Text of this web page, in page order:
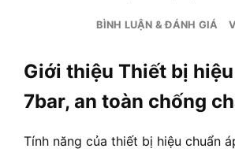
BÌNH LUẬN & ĐÁNH GIÁ
Giới thiệu Thiết bị
7bar, an toàn chống
Tính năng của thiết bị hiệu chuẩn